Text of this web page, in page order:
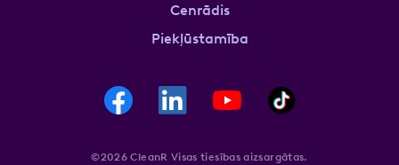
Cenrādis
Piekļūstamība
©2026 CleanR Visas tiesības aizsargātas.